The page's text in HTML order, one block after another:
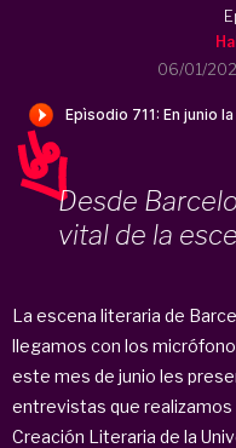
06/01/
Desde
vital de la
La escena literaria de
llegamos con los
este mes de junio les
entrevistas que realizamos
Creación Literaria de la